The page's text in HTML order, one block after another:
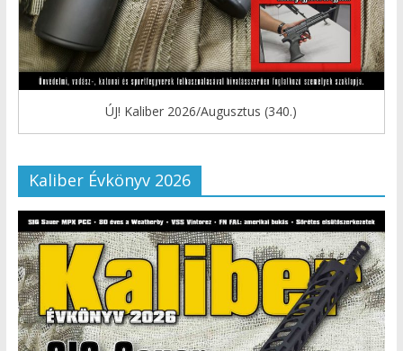
ÚJ! Kaliber 2026/Augusztus (340.)
Kaliber Évkönyv 2026